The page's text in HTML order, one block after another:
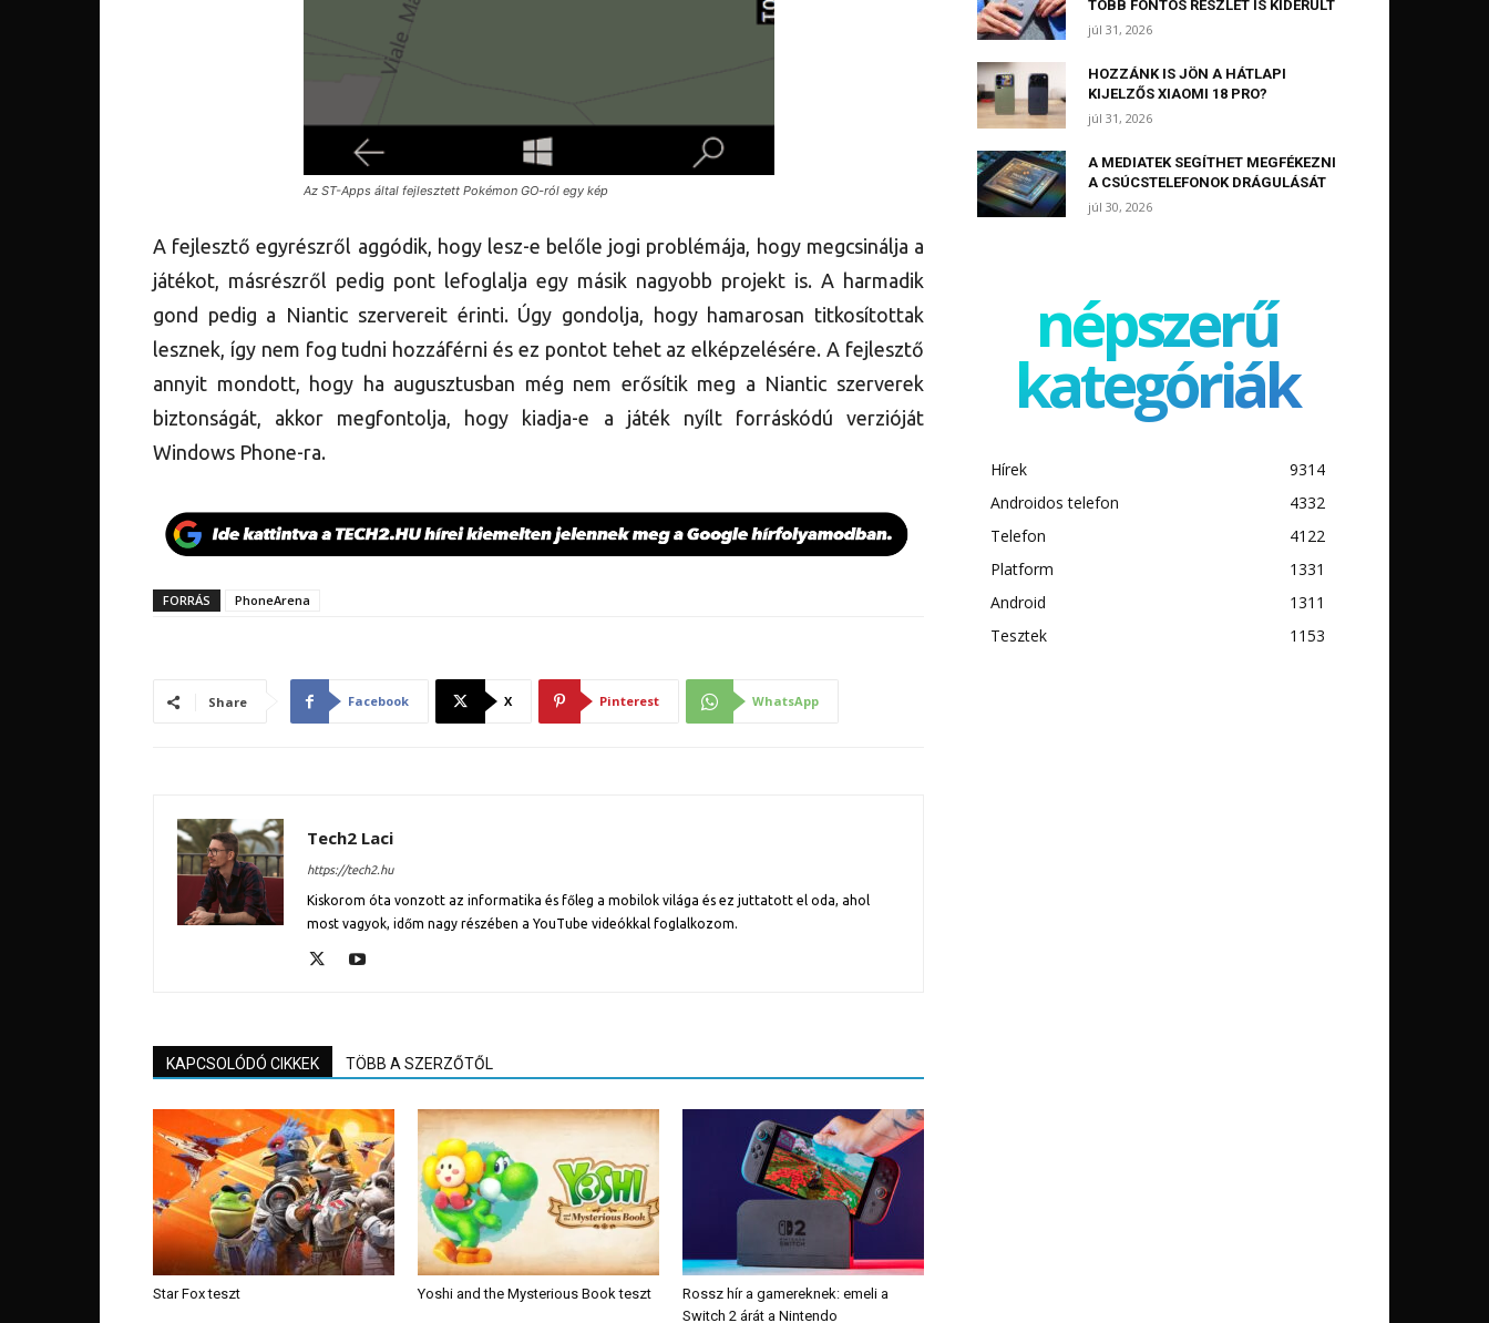
Az ST-Apps által fejlesztett Pokémon GO-ról egy kép
A fejlesztő egyrészről aggódik, hogy lesz-e belőle jogi problémája, hogy megcsinálja a
játékot, másrészről pedig pont lefoglalja egy másik nagyobb projekt is. A harmadik
gond pedig a Niantic szervereit érinti. Úgy gondolja, hogy hamarosan titkosítottak
lesznek, így nem fog tudni hozzáférni és ez pontot tehet az elképzelésére. A fejlesztő
annyit mondott, hogy ha augusztusban még nem erősítik meg a Niantic szerverek
biztonságát, akkor megfontolja, hogy kiadja-e a játék nyílt forráskódú verzióját
Windows Phone-ra.
FORRÁS PhoneArena
Share Facebook X Pinterest WhatsApp
Tech2 Laci
https://tech2.hu
Kiskorom óta vonzott az informatika és főleg a mobilok világa és ez juttatott el oda, ahol
most vagyok, időm nagy részében a YouTube videókkal foglalkozom.
KAPCSOLÓDÓ CIKKEK TÖBB A SZERZŐTŐL
Star Fox teszt Yoshi and the Mysterious Book teszt
Rossz hír a gamereknek: emeli a
Switch 2 árát a Nintendo
TÖBB FONTOS RÉSZLET IS KIDERÜLT
júl 31, 2026
HOZZÁNK IS JÖN A HÁTLAPI
KIJELZŐS XIAOMI 18 PRO?
júl 31, 2026
A MEDIATEK SEGÍTHET MEGFÉKEZNI
A CSÚCSTELEFONOK DRÁGULÁSÁT
júl 30, 2026
népszerű
kategóriák
Hírek
9314
Androidos telefon
4332
Telefon
4122
Platform
1331
Android
1311
Tesztek
1153